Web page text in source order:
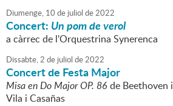
Diumenge, 10 de juliol de2022
Concert: Un pom de verol
a càrrec de l'Orquestrina Synerenca
Dissabte,2 de juliol de2022
Concert de Festa Major
Misa en Do Major OP. 86 de Beethoven i
Vila i Casañas